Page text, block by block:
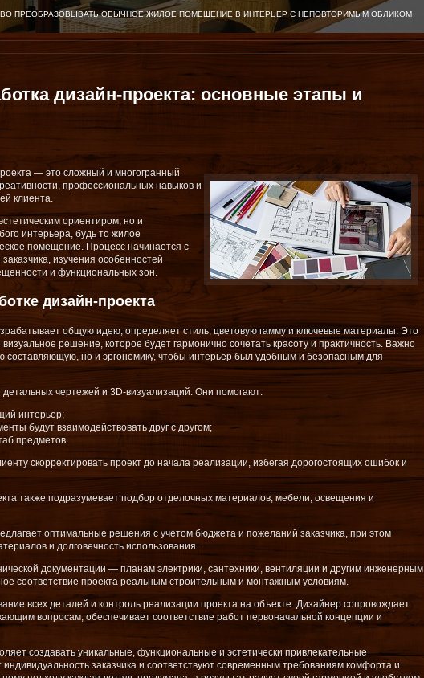
ПРЕОБРАЗОВЫВАТЬ ОБЫЧНОЕ ЖИЛОЕ ПОМЕЩЕНИЕ В ИНТЕРЬЕР С НЕПОВТОРИМЫМ ОБЛИКОМ
дизайн-проекта: основные этапы и
— это сложный и многогранный
профессиональных навыков и
клиента.
ориентиром, но и
интерьера, будь то жилое
помещение. Процесс начинается с
изучения особенностей
и функциональных зон.
дизайн-проекта
общую идею, определяет стиль, цветовую гамму и ключевые материалы. Это
решение, которое будет гармонично сочетать красоту и практичность. Важно
составляющую, но и эргономику, чтобы интерьер был удобным и безопасным для
чертежей и 3D-визуализаций. Они помогают:
интерьер;
будут взаимодействовать друг с другом;
предметов.
скорректировать проект до начала реализации, избегая дорогостоящих ошибок и
также подразумевает подбор отделочных материалов, мебели, освещения и
оптимальные решения с учетом бюджета и пожеланий заказчика, при этом
и долговечность использования.
документации — планам электрики, сантехники, вентиляции и другим инженерным
соответствие проекта реальным строительным и монтажным условиям.
всех деталей и контроль реализации проекта на объекте. Дизайнер сопровождает
вопросам, обеспечивает соответствие работ первоначальной концепции и
создавать уникальные, функциональные и эстетически привлекательные
заказчика и соответствуют современным требованиям комфорта и